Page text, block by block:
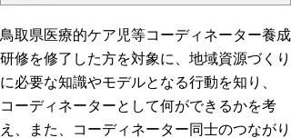
鳥取県医療的ケア児等コーディネーター養成
研修を修了した方を対象に、地域資源づくり
に必要な知識やモデルとなる行動を知り、
コーディネーターとして何ができるかを考
え、また、コーディネーター同士のつながり